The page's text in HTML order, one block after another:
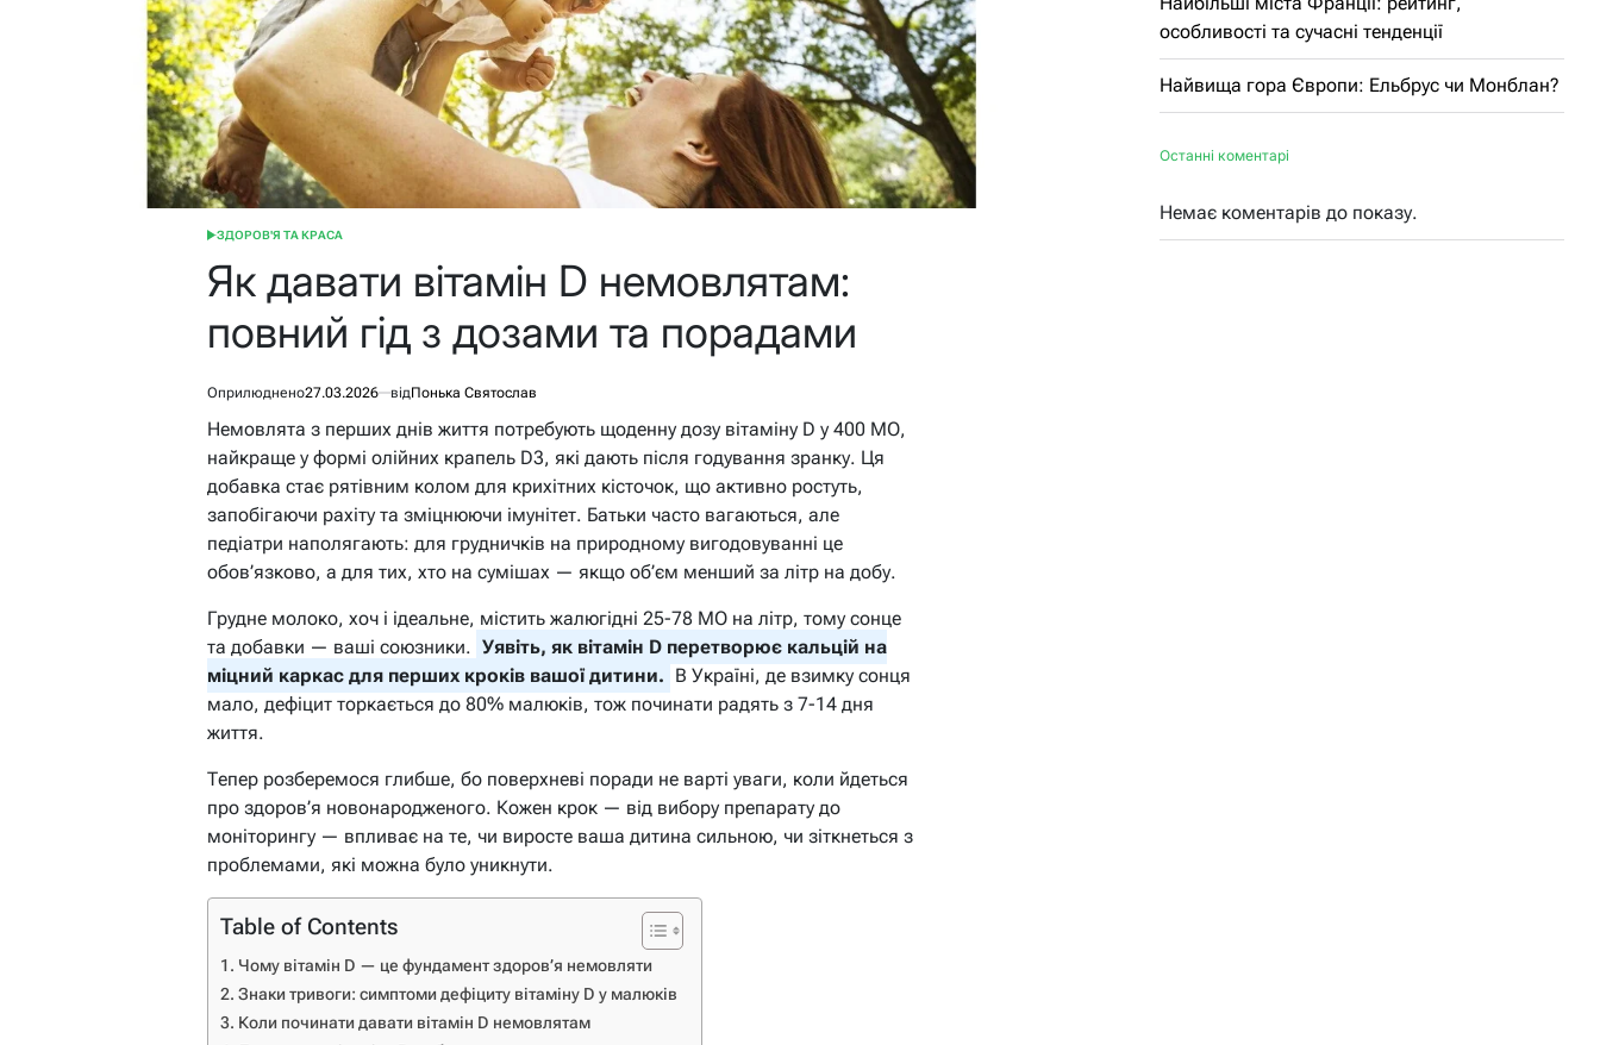
ОПУБЛІКУВАТИ
ЗДОРОВ'Я ТА КРАСА
Як давати вітамін D немовлятам:
повний гід з дозами та порадами
Оприлюднено27.03.2026 відПонька Святослав
Немовлята з перших днів життя потребують щоденну дозу вітаміну D у 400 МО,
найкраще у формі олійних крапель D3, які дають після годування зранку. Ця
добавка стає рятівним колом для крихітних кісточок, що активно ростуть,
запобігаючи рахіту та зміцнюючи імунітет. Батьки часто вагаються, але
педіатри наполягають: для грудничків на природному вигодовуванні це
обов’язково, а для тих, хто на сумішах — якщо об’єм менший за літр на добу.
Грудне молоко, хоч і ідеальне, містить жалюгідні 25-78 МО на літр, тому сонце
та добавки — ваші союзники. Уявіть, як вітамін D перетворює кальцій на
міцний каркас для перших кроків вашої дитини. В Україні, де взимку сонця
мало, дефіцит торкається до 80% малюків, тож починати радять з 7-14 дня
життя.
Тепер розберемося глибше, бо поверхневі поради не варті уваги, коли йдеться
про здоров’я новонародженого. Кожен крок — від вибору препарату до
моніторингу — впливає на те, чи виросте ваша дитина сильною, чи зіткнеться з
проблемами, які можна було уникнути.
Table of Contents
Чому вітамін D — це фундамент здоров’я немовляти
Знаки тривоги: симптоми дефіциту вітаміну D у малюків
Коли починати давати вітамін D немовлятам
особливості та сучасні тенденції
Найвища гора Європи: Ельбрус чи Монблан?
Останні коментарі
Немає коментарів до показу.